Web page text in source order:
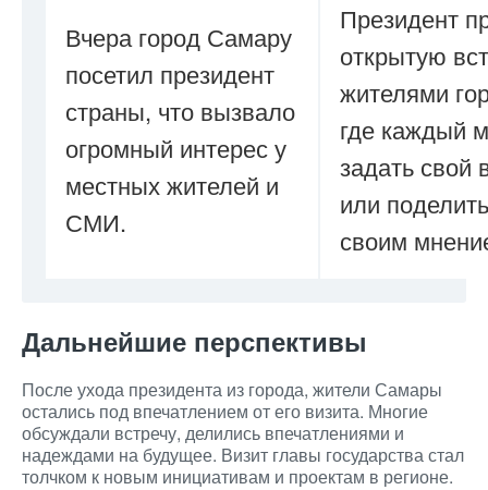
Вчера город Самару
посетил президент
страны, что вызвало
огромный интерес у
местных жителей и
СМИ.
Президент
открытую
жителями
где каждый
задать свой
или
своим
Дальнейшие перспективы
После ухода президента из города, жители Самары
остались под впечатлением от его визита. Многие
обсуждали встречу, делились впечатлениями и
надеждами на будущее. Визит главы государства стал
толчком к новым инициативам и проектам в регионе.